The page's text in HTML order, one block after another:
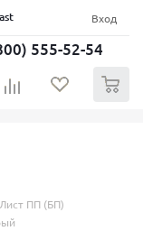
Вход
555-52-54
Лист ПП (БП)